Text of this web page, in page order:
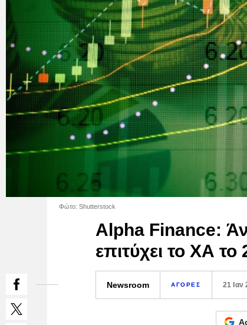
Φώτο: Shutterstock
Alpha Finance:
επιτύχει το ΧΑ το
Newsroom ΑΓΟΡΕΣ 21 Ιαν